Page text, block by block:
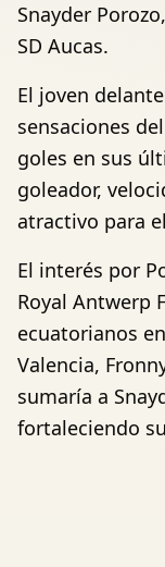
Snayder
SD Aucas.
El joven
sensaciones
goles en sus
goleador,
atractivo para
El interés por
Royal Antwerp
ecuatorianos
Valencia,
sumaría a
fortaleciendo